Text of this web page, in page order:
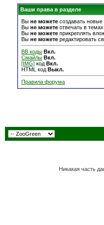
Ваши права в разделе
Вы не можете создавать
Вы не можете отвечать в темах
Вы не можете прикреплять
Вы не можете редактировать
BB коды Вкл.
Смайлы Вкл.
[IMG] код Вкл.
HTML код Выкл.
Правила форума
Никакая часть